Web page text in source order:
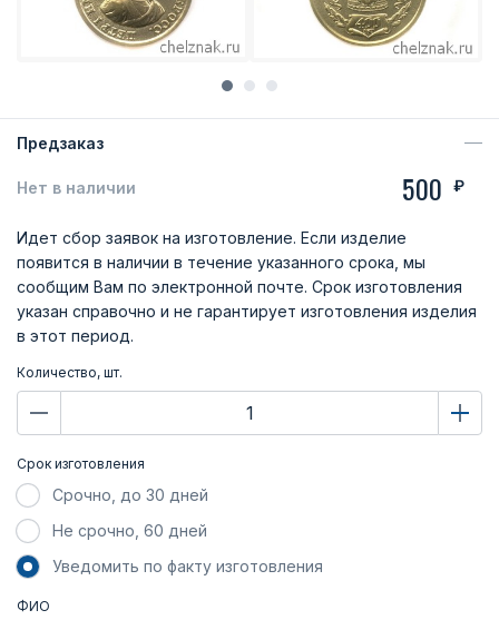
Предзаказ
Нет в наличии 500 ₽
Идет сбор заявок на изготовление. Если изделие
появится в наличии в течение указанного срока, мы
сообщим Вам по электронной почте. Срок изготовления
указан справочно и не гарантирует изготовления изделия
в этот период.
Количество, шт.
Срок изготовления
Срочно, до 30 дней
Не срочно, 60 дней
Уведомить по факту изготовления
ФИО